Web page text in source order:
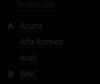
A
Acura
Alfa Romeo
Audi
B
BAIC